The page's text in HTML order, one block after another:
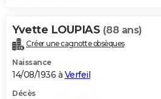
Yvette LOUPIAS (88 ans)
Créer une cagnotte obsèques
Naissance
14/08/1936 à Verfeil
Décès